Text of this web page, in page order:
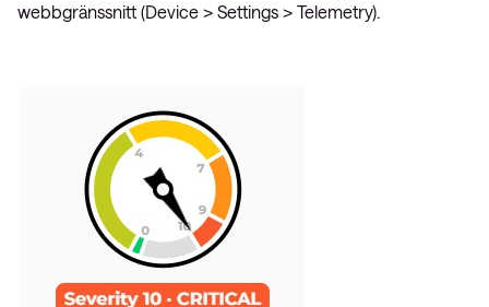
webbgränssnitt (Device > Settings > Telemetry).